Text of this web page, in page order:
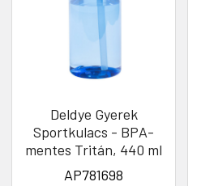
Deldye Gyerek
Sportkulacs - BPA-
mentes Tritán, 440 ml
AP781698